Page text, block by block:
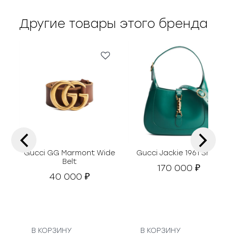
Другие товары этого бренда
Gucci GG Marmont Wide
Belt
40 000₽
В КОРЗИНУ
Gucci Jackie 1961 Small
170 000 ₽
В КОРЗИНУ
‹ ›